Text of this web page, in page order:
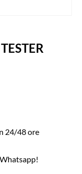
24/48 ore